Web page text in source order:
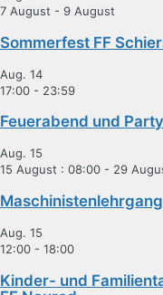
7 August - 9 August
Sommerfest FF
Aug. 14
17:00 - 23:59
Feuerabend und
Aug. 15
15 August : 08:00 - 29
Aug. 15
12:00 - 18:00
Kinder- und